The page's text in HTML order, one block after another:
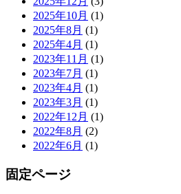
2025年10月 (1)
2025年8月 (1)
2025年4月 (1)
2023年11月 (1)
2023年7月 (1)
2023年4月 (1)
2023年3月 (1)
2022年12月 (1)
2022年8月 (2)
2022年6月 (1)
固定ページ